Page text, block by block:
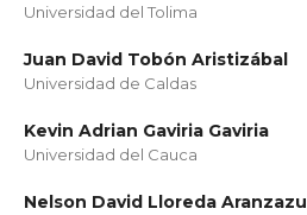
Universidad del Tolima
Juan David Tobón Aristizábal
Universidad de Caldas
Kevin Adrian Gaviria Gaviria
Universidad del Cauca
Nelson David Lloreda Aranzazu